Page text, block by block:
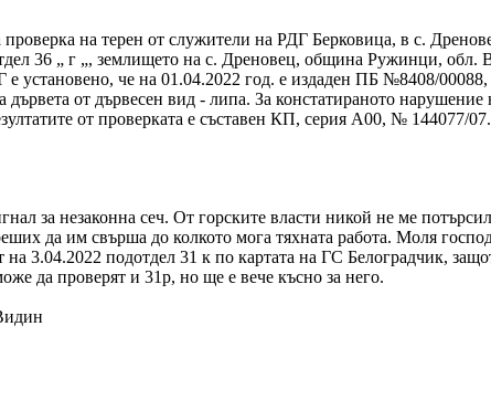
на терен от служители на РДГ Берковица, в с.
36 „ г „, землището на с. Дреновец, община Ружинци, обл.
установено, че на 01.04.2022 год. е издаден ПБ №8408/
дървета от дървесен вид - липа. За констатираното
от проверката е съставен КП, серия А00, № 144077/
за незаконна сеч. От горските власти никой не ме
да им свърша до колкото мога тяхната работа. Моля
на 3.04.2022 подотдел 31 к по картата на ГС Белоградчик,
да проверят и 31р, но ще е вече късно за него.